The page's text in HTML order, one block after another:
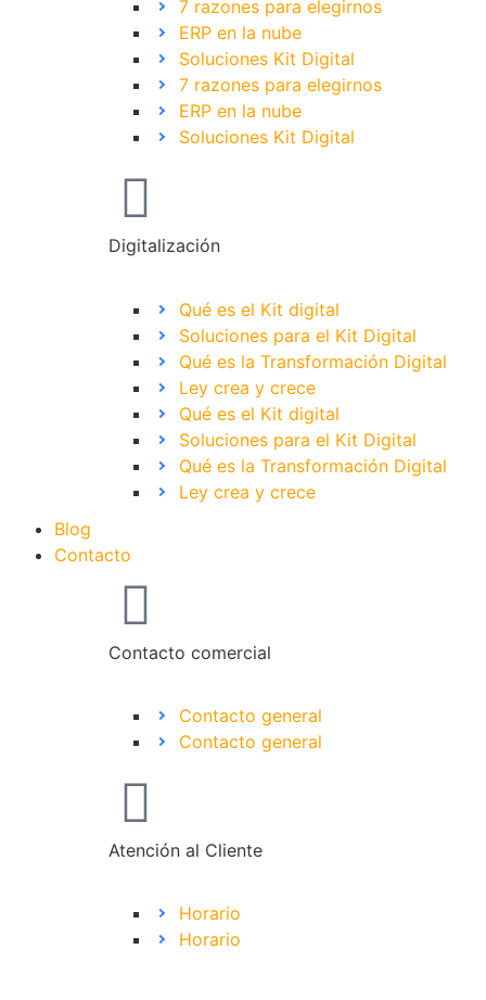
7 razones para elegirnos
ERP en la nube
Soluciones Kit Digital
7 razones para elegirnos
ERP en la nube
Soluciones Kit Digital
Digitalización
Qué es el Kit digital
Soluciones para el Kit Digital
Qué es la Transformación Digital
Ley crea y crece
Qué es el Kit digital
Soluciones para el Kit Digital
Qué es la Transformación Digital
Ley crea y crece
Blog
Contacto
Contacto comercial
Contacto general
Contacto general
Atención al Cliente
Horario
Horario